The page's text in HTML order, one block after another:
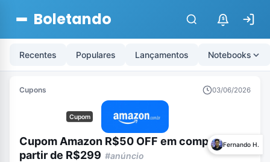
Boletando $
Recentes Populares Lançamentos Notebooks
Cupons 03/06/2026
Cupom
Fernando H.
Cupom Amazon R$50 OFF em compras a
partir de R$299 #anúncio